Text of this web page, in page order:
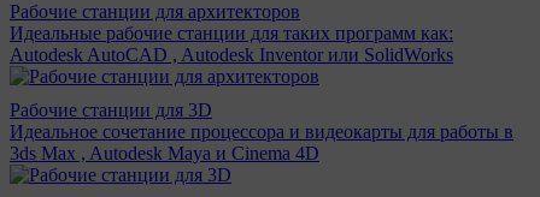
Рабочие станции для архитекторов
Идеальные рабочие станции для таких программ как:
Autodesk AutoCAD , Autodesk Inventor или SolidWorks
Рабочие станции для 3D
Идеальное сочетание процессора и видеокарты для работы в
3ds Max , Autodesk Maya и Cinema 4D